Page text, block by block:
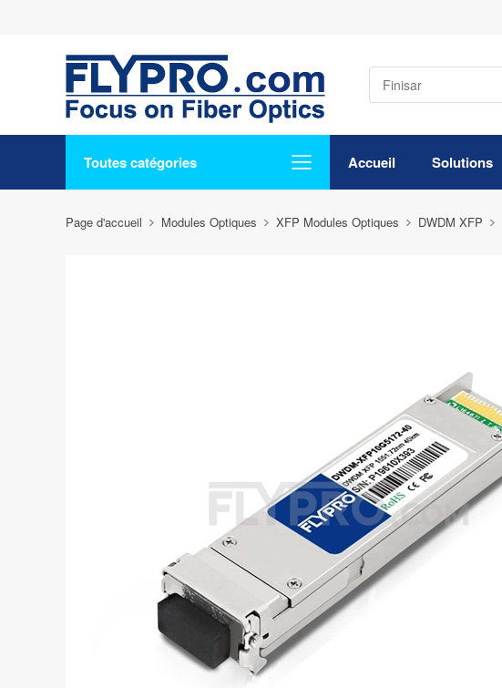
Toutes catégories Accueil Solutions
Page d'accueil Modules Optiques XFP Modules Optiques DWDM XFP